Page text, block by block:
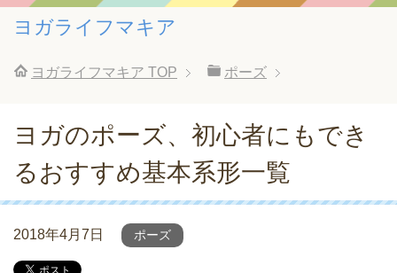
ヨガライフマキア
ヨガライフマキア TOP ポーズ
ヨガのポーズ、初心者にもでき
るおすすめ基本系形一覧
2018年4月7日 ポーズ